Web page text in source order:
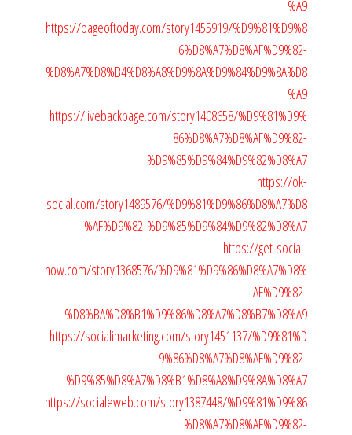
%A9
https://pageoftoday.com/story1455919/%D9%81%D9%8
6%D8%A7%D8%AF%D9%82-
%D8%A7%D8%B4%D8%A8%D9%8A%D9%84%D9%8A%D8
%A9
https://livebackpage.com/story1408658/%D9%81%D9%
86%D8%A7%D8%AF%D9%82-
%D9%85%D9%84%D9%82%D8%A7
https://ok-
social.com/story1489576/%D9%81%D9%86%D8%A7%D8
%AF%D9%82-%D9%85%D9%84%D9%82%D8%A7
https://get-social-
now.com/story1368576/%D9%81%D9%86%D8%A7%D8%
AF%D9%82-
%D8%BA%D8%B1%D9%86%D8%A7%D8%B7%D8%A9
https://socialimarketing.com/story1451137/%D9%81%D
9%86%D8%A7%D8%AF%D9%82-
%D9%85%D8%A7%D8%B1%D8%A8%D9%8A%D8%A7
https://socialeweb.com/story1387448/%D9%81%D9%86
%D8%A7%D8%AF%D9%82-